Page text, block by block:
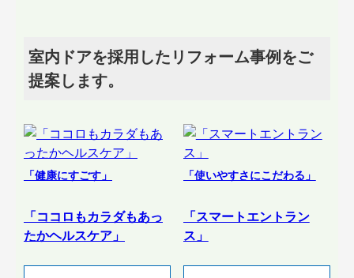
室内ドアを採用したリフォーム事例をご
提案します。
「健康にすごす」
「ココロもカラダもあっ
たかヘルスケア」
「使いやすさにこだわる」
「スマートエントラン
ス」